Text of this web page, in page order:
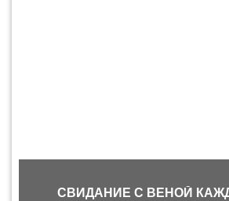
СВИДАНИЕ С ВЕНОЙ